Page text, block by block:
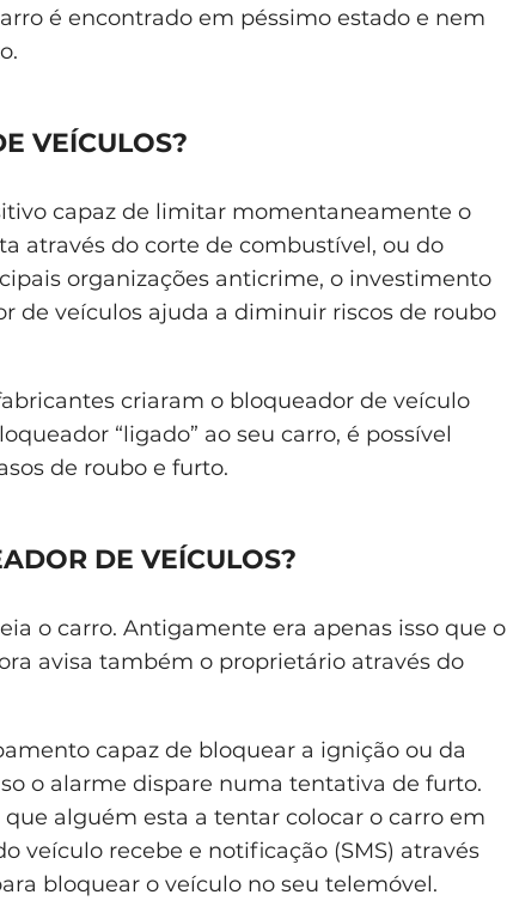
é encontrado em péssimo estado e nem
VEÍCULOS?
capaz de limitar momentaneamente o
através do corte de combustível, ou do
organizações anticrime, o investimento
de veículos ajuda a diminuir riscos de roubo
criaram o bloqueador de veículo
“ligado” ao seu carro, é possível
de roubo e furto.
DE VEÍCULOS?
o carro. Antigamente era apenas isso que o
avisa também o proprietário através do
capaz de bloquear a ignição ou da
o alarme dispare numa tentativa de furto.
alguém esta a tentar colocar o carro em
veículo recebe e notificação (SMS) através
bloquear o veículo no seu telemóvel.